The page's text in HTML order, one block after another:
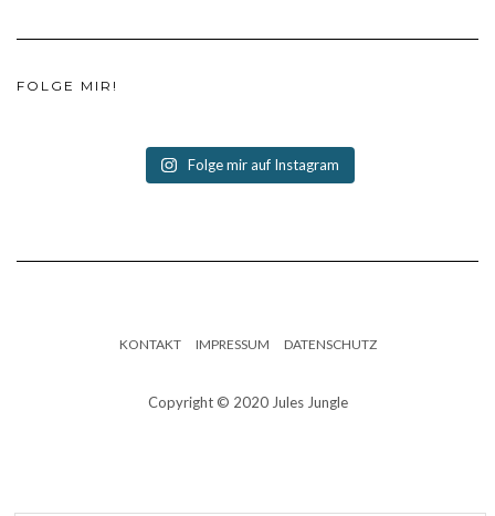
FOLGE MIR!
Folge mir auf Instagram
KONTAKT IMPRESSUM DATENSCHUTZ
Copyright © 2020 Jules Jungle